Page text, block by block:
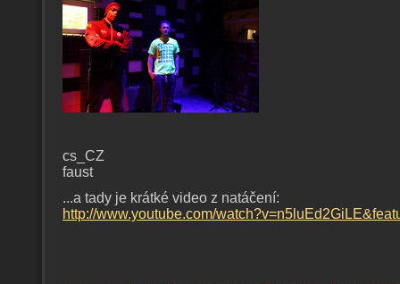
cs_CZ
faust
...a tady je krátké video z natáčení:
http://www.youtube.com/